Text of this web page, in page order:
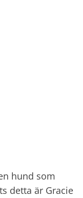
hund som
detta är Gracie